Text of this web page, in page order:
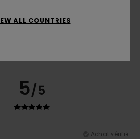
5/5
Achat vérifié
ALL COUNTRIES